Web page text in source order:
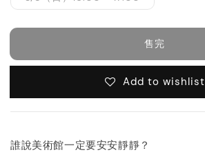
售完
Add to wishlist
誰說美術館一定要安安靜靜？